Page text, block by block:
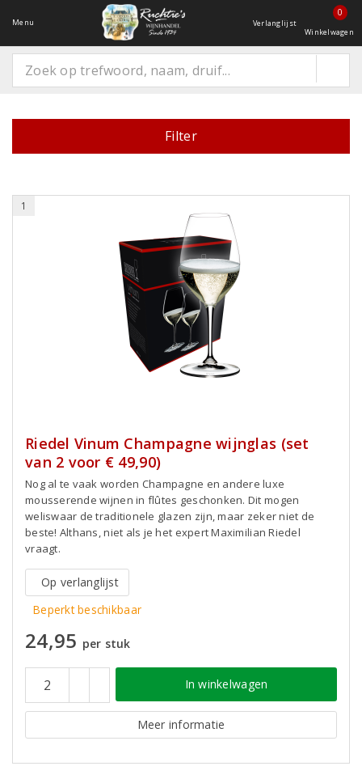
Menu Verlanglijst
0
Winkelwagen
Filter
1
Riedel Vinum Champagne wijnglas (set
van 2 voor € 49,90)
Nog al te vaak worden Champagne en andere luxe
mousserende wijnen in flûtes geschonken. Dit mogen
weliswaar de traditionele glazen zijn, maar zeker niet de
beste! Althans, niet als je het expert Maximilian Riedel
vraagt.
Op verlanglijst
Beperkt beschikbaar
24,95 per stuk
In winkelwagen
Meer informatie